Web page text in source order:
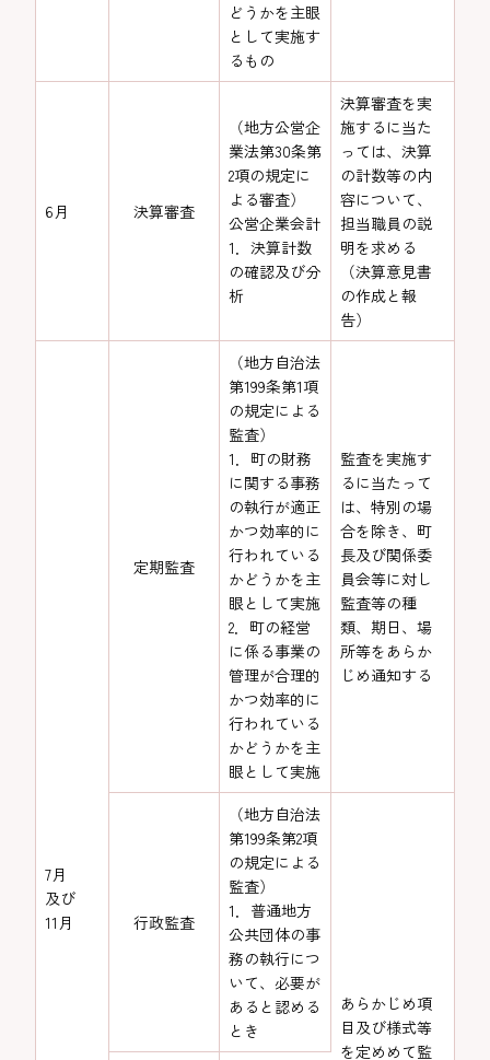
どうかを主眼
として実施す
るもの
6月 決算審査
（地方公営企
業法第30条第
2項の規定に
よる審査）
公営企業会計
1．決算計数
の確認及び分
析
決算審査を実
施するに当た
っては、決算
の計数等の内
容について、
担当職員の説
明を求める
（決算意見書
の作成と報
告）
7月
及び
11月
定期監査
（地方自治法
第199条第1項
の規定による
監査）
1．町の財務
に関する事務
の執行が適正
かつ効率的に
行われている
かどうかを主
眼として実施
2．町の経営
に係る事業の
管理が合理的
かつ効率的に
行われている
かどうかを主
眼として実施
監査を実施す
るに当たって
は、特別の場
合を除き、町
長及び関係委
員会等に対し
監査等の種
類、期日、場
所等をあらか
じめ通知する
行政監査
（地方自治法
第199条第2項
の規定による
監査）
1．普通地方
公共団体の事
務の執行につ
いて、必要が
あると認める
とき
あらかじめ項
目及び様式等
を定めめて監